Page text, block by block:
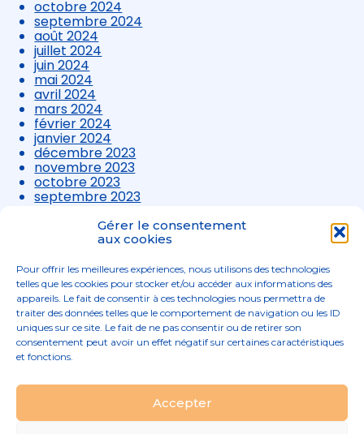
Gérer le consentement
aux cookies
Pour offrir les meilleures expériences, nous utilisons des technologies
telles que les cookies pour stocker et/ou accéder aux informations des
appareils. Le fait de consentir à ces technologies nous permettra de
traiter des données telles que le comportement de navigation ou les ID
uniques sur ce site. Le fait de ne pas consentir ou de retirer son
consentement peut avoir un effet négatif sur certaines caractéristiques
et fonctions.
Accepter
octobre 2024
septembre 2024
août 2024
juillet 2024
juin 2024
mai 2024
avril 2024
mars 2024
février 2024
janvier 2024
décembre 2023
novembre 2023
octobre 2023
septembre 2023
août 2023
juillet 2023
avril 2023
mars 2023
Principale
02 96 52 68 68